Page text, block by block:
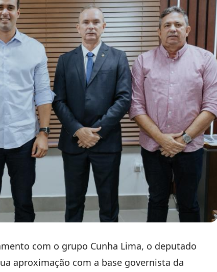
com o grupo Cunha Lima, o deputado
aproximação com a base governista da